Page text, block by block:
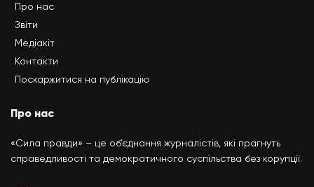
Про нас
Звіти
Медіакіт
Контакти
Поскаржитися на публікацію
Про нас
«Сила правди» – це об’єднання журналістів, які прагнуть
справедливості та демократичного суспільства без корупції.